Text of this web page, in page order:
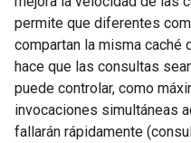
permite que diferentes
compartan la misma caché
hace que las consultas
puede controlar, como
invocaciones simultáneas
fallarán rápidamente